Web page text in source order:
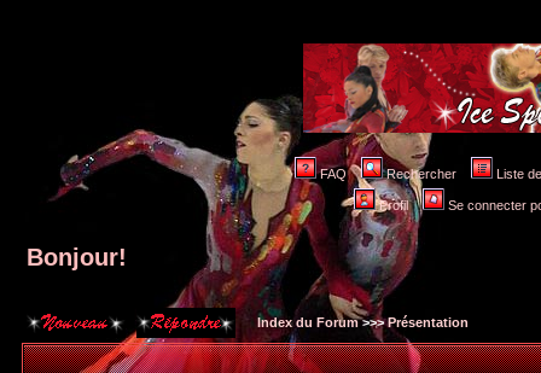
FAQ Rechercher Liste
Profil Se connecter
Bonjour!
Index du Forum>>>Présentation